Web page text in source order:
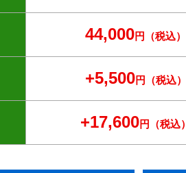
44,000円（税込）
+5,500円（税込）
+17,600円（税込）